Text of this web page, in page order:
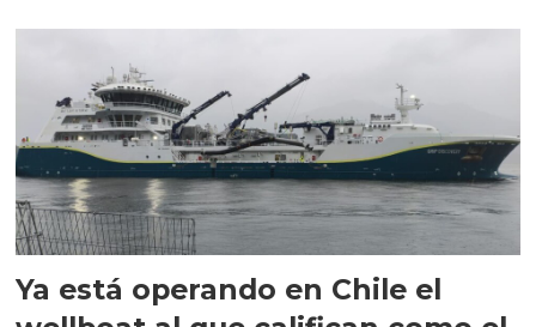
Ya está operando en Chile el